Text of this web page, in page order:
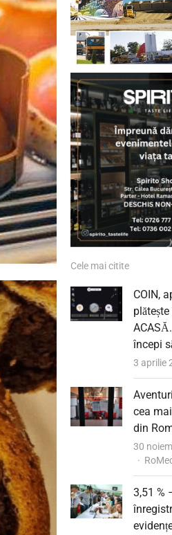
Cele mai citite
COIN,
începi
3 aprilie
cea
din
30
3,51 %